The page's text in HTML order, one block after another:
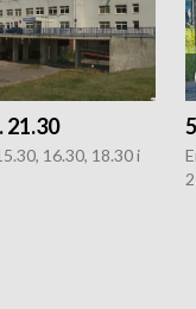
21.30
16.30, 18.30 i